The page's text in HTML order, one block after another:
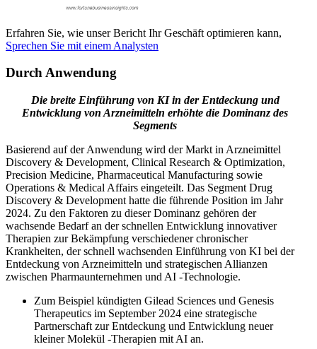
Erfahren Sie, wie unser Bericht Ihr Geschäft optimieren kann,
Sprechen Sie mit einem Analysten
Durch Anwendung
Die breite Einführung von KI in der Entdeckung und
Entwicklung von Arzneimitteln erhöhte die Dominanz des
Segments
Basierend auf der Anwendung wird der Markt in Arzneimittel
Discovery & Development, Clinical Research & Optimization,
Precision Medicine, Pharmaceutical Manufacturing sowie
Operations & Medical Affairs eingeteilt. Das Segment Drug
Discovery & Development hatte die führende Position im Jahr
2024. Zu den Faktoren zu dieser Dominanz gehören der
wachsende Bedarf an der schnellen Entwicklung innovativer
Therapien zur Bekämpfung verschiedener chronischer
Krankheiten, der schnell wachsenden Einführung von KI bei der
Entdeckung von Arzneimitteln und strategischen Allianzen
zwischen Pharmaunternehmen und AI -Technologie.
Zum Beispiel kündigten Gilead Sciences und Genesis
Therapeutics im September 2024 eine strategische
Partnerschaft zur Entdeckung und Entwicklung neuer
kleiner Molekül -Therapien mit AI an.